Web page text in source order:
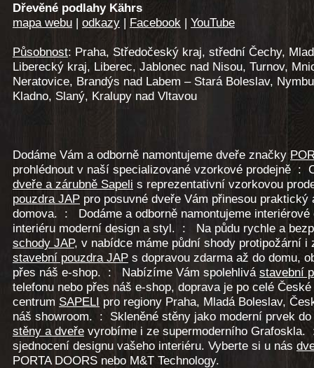
Dřevěné podlahy Kährs
mapa webu | odkazy | Facebook | YouTube
Působnost: Praha, Středočeský kraj, střední Čechy,
Liberecký kraj, Liberec, Jablonec nad Nisou, Turnov,
Neratovice, Brandýs nad Labem – Stará Boleslav,
Kladno, Slaný, Kralupy nad Vltavou
Dodáme Vám a odborně namontujeme dveře značky
prohlédnout v naší specializované vzorkové prodejně :
dveře a zárubně Sapeli s reprezentativní vzorkovou
pouzdra JAP pro posuvné dveře Vám přinesou
domova. : Dodáme a odborně namontujeme
interiéru moderní design a styl. : Na půdu rychle a
schody JAP, v nabídce máme půdní shody protipožární
stavební pouzdra JAP s dopravou zdarma až do domu,
přes náš e-shop. : Nabízíme Vám spolehlivá stavební
telefonu nebo přes náš e-shop, doprava je po celé
centrum SAPELI pro regiony Praha, Mladá Boleslav,
náš showroom. : Skleněné stěny jako moderní prvek
stěny a dveře vyrobíme i ze supermoderního
sjednocení designu vašeho interiéru. Vyberte si u nás
PORTA DOORS nebo M&T Technology.